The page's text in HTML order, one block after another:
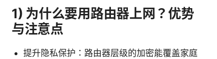
1) 为什么要用路由器上网？优势
与注意点
提升隐私保护：路由器层级的加密能覆盖家庭